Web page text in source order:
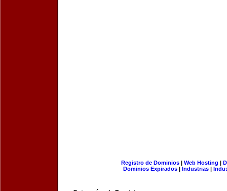
Registro de Dominios| Web Hosting |
Dominios Expirados | Industrias |